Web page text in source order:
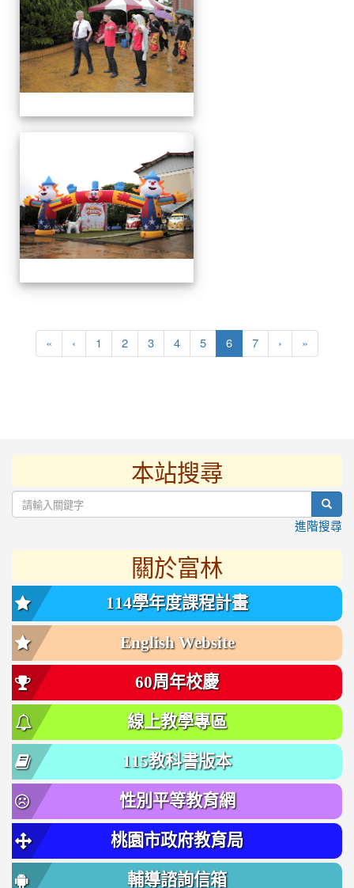
動
會
« ‹ 1 2 3 4 5 6(current)
7 › »
本站搜尋
進階搜尋
關於富林
114學年度課程計畫
English Website
60周年校慶
線上教學專區
115教科書版本
性別平等教育網
桃園市政府教育局
輔導諮詢信箱